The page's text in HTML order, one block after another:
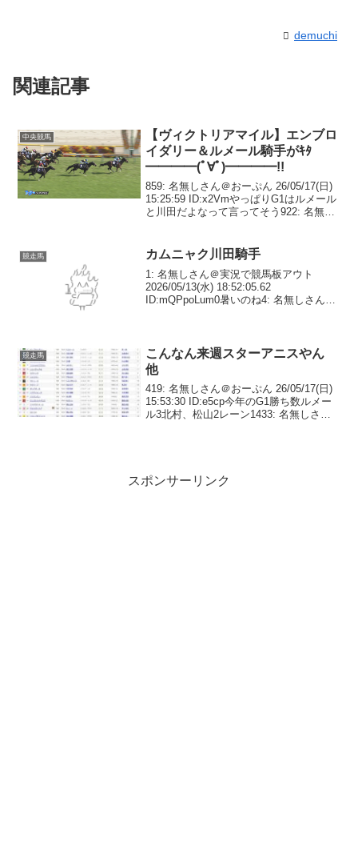
demuchi
関連記事
中央競馬
【ヴィクトリアマイル】エンブロ
イダリー＆ルメール騎手がｷﾀ
━━━━(ﾟ∀ﾟ)━━━━!!
859: 名無しさん＠おーぷん 26/05/17(日)
15:25:59 ID:x2VmやっぱりG1はルメール
と川田だよなって言ってそう922: 名無し
競走馬 カムニャク川田騎手
1: 名無しさん＠実況で競馬板アウト
2026/05/13(水) 18:52:05.62
ID:mQPpoLum0暑いのね4: 名無しさん＠
競走馬
こんなん来週スターアニスやん
他
419: 名無しさん＠おーぷん 26/05/17(日)
15:53:30 ID:e5cp今年のG1勝ち数ルメー
ル3北村、松山2レーン1433: 名無しさん
スポンサーリンク